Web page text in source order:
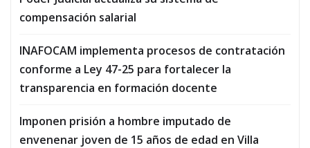
compensación salarial
INAFOCAM implementa procesos de contratación
conforme a Ley 47-25 para fortalecer la
transparencia en formación docente
Imponen prisión a hombre imputado de
envenenar joven de 15 años de edad en Villa